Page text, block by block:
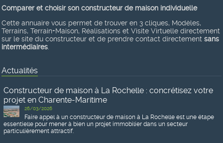
Comparer et choisir son constructeur de maison individuelle
Cette annuaire vous permet de trouver en 3 cliques, Modèles,
Terrains, Terrain+Maison, Réalisations et Visite Virtuelle directement
sur le site du constructeur et de prendre contact directement sans
intermédiaires.
Actualités
Constructeur de maison à La Rochelle : concrétisez votre
projet en Charente-Maritime
26/03/2026
Faire appel à un constructeur de maison à La Rochelle est une étape
essentielle pour mener à bien un projet immobilier dans un secteur
particulièrement attractif.